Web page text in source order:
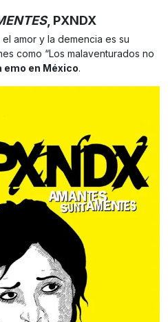
, PXNDX
amor y la demencia es su
como “Los malaventurados no
en México.